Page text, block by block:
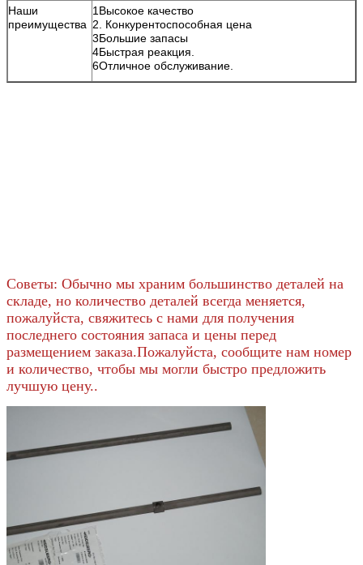
Наши
преимущества
1Высокое качество
2. Конкурентоспособная цена
3Большие запасы
4Быстрая реакция.
6Отличное обслуживание.
Советы: Обычно мы храним большинство деталей на
складе, но количество деталей всегда меняется,
пожалуйста, свяжитесь с нами для получения
последнего состояния запаса и цены перед
размещением заказа.Пожалуйста, сообщите нам номер
и количество, чтобы мы могли быстро предложить
лучшую цену..